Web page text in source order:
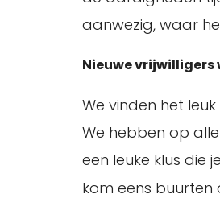
aanwezig, waar
Nieuwe vrijwilligers
We vinden het
We hebben op
een leuke klus die
kom eens